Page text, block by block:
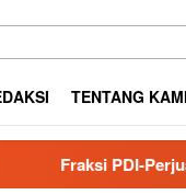
TENTANG KAMI
PDI-Perjuangan